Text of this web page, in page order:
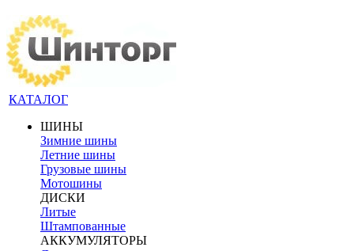
КАТАЛОГ
ШИНЫ
Зимние шины
Летние шины
Грузовые шины
Мотошины
ДИСКИ
Литые
Штампованные
АККУМУЛЯТОРЫ